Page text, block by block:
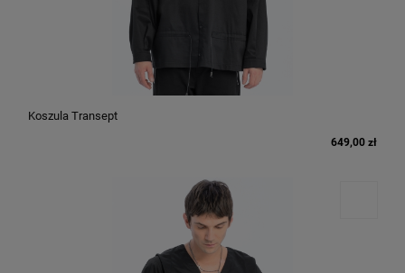
Koszula Transept
649,00 zł